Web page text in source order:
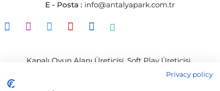
E - Posta : info@antalyapark.com.tr
Kapalı Oyun Alanı Üreticisi Soft Play Üreticisi
İnteraktif Elektronik Oyunlar,
İç Mekan Oyun Alanı Tedarikçisi
Privacy policy